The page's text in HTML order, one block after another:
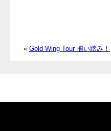
« Gold Wing Tour 揃い踏み！